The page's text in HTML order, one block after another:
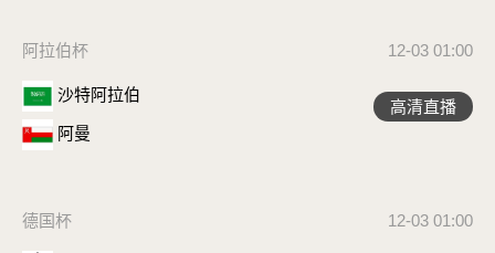
阿拉伯杯 12-03 01:00
沙特阿拉伯
阿曼
高清直播
德国杯 12-03 01:00